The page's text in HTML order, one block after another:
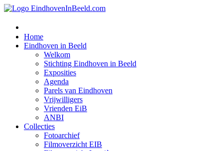
Home
Eindhoven in Beeld
Welkom
Stichting Eindhoven in Beeld
Exposities
Agenda
Parels van Eindhoven
Vrijwilligers
Vrienden EiB
ANBI
Collecties
Fotoarchief
Filmoverzicht EIB